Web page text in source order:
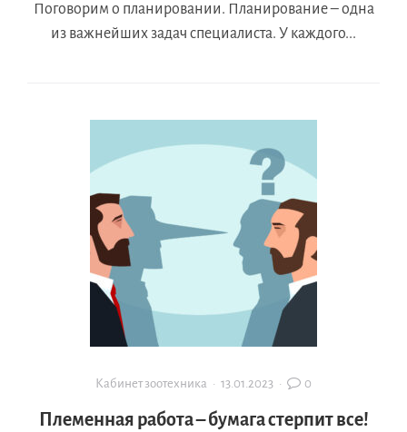
Поговорим о планировании. Планирование – одна
из важнейших задач специалиста. У каждого...
Кабинет зоотехника · 13.01.2023 · 0
Племенная работа – бумага стерпит все!